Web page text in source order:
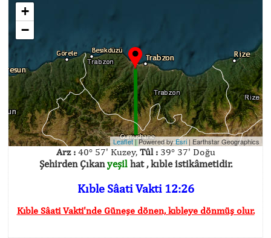
+
−
Leaflet| Powered byEsri | Earthstar Geographics
Arz :40° 57' Kuzey, Tûl :39° 37' Doğu
Şehirden Çıkanyeşilhat , kıble istikâmetidir.
Kıble Sâati Vakti 12:26
Kıble Sâati Vakti'nde Güneşe dönen, kıbleye dönmüş olur.